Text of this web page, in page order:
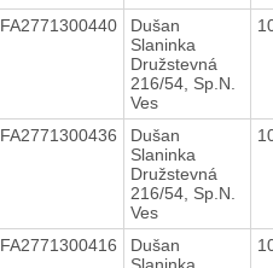
FA2771300440
Dušan
Slaninka
Družstevná
216/54, Sp.N.
Ves
FA2771300436
Dušan
Slaninka
Družstevná
216/54, Sp.N.
Ves
FA2771300416
Dušan